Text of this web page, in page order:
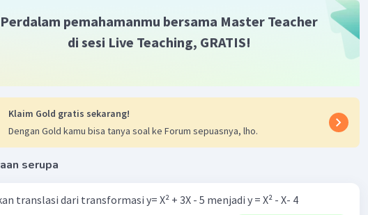
Perdalam pemahamanmu bersama Master Teacher
di sesi Live Teaching, GRATIS!
Klaim Gold gratis sekarang!
Dengan Gold kamu bisa tanya soal ke Forum sepuasnya, lho.
serupa
translasi dari transformasi y= X² + 3X - 5 menjadi y = X² - X- 4